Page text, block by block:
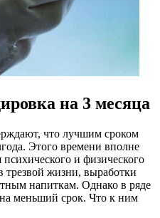
на 3 месяца
что лучшим сроком
Этого времени вполне
психического и физического
трезвой жизни, выработки
напиткам. Однако в ряде
на меньший срок. Что к ним